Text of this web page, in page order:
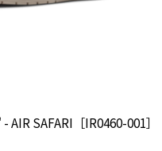
SAFARI［IR0460-001］